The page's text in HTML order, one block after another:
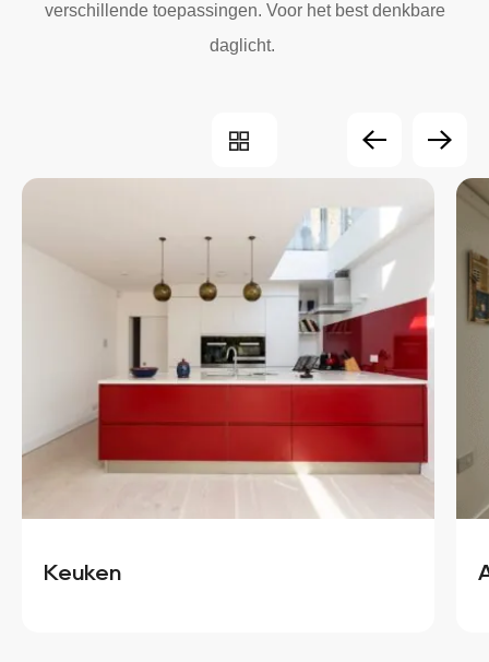
verschillende toepassingen. Voor het best denkbare
daglicht.
Keuken